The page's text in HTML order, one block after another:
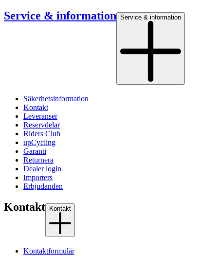
Service & information Service & information
Säkerhetsinformation
Kontakt
Leveranser
Reservdelar
Riders Club
upCycling
Garanti
Returnera
Dealer login
Importers
Erbjudanden
Kontakt Kontakt
Kontaktformulär